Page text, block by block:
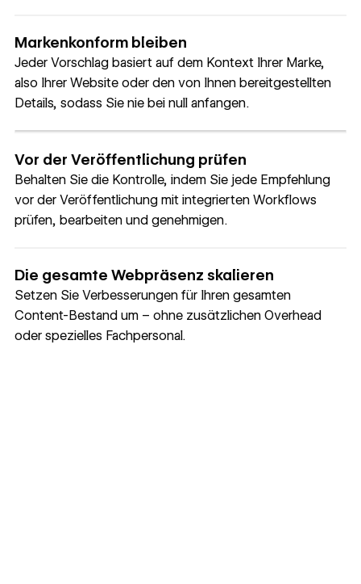
Markenkonform bleiben
Jeder Vorschlag basiert auf dem Kontext Ihrer Marke,
also Ihrer Website oder den von Ihnen bereitgestellten
Details, sodass Sie nie bei null anfangen.
Vor der Veröffentlichung prüfen
Behalten Sie die Kontrolle, indem Sie jede Empfehlung
vor der Veröffentlichung mit integrierten Workflows
prüfen, bearbeiten und genehmigen.
Die gesamte Webpräsenz skalieren
Setzen Sie Verbesserungen für Ihren gesamten
Content-Bestand um – ohne zusätzlichen Overhead
oder spezielles Fachpersonal.